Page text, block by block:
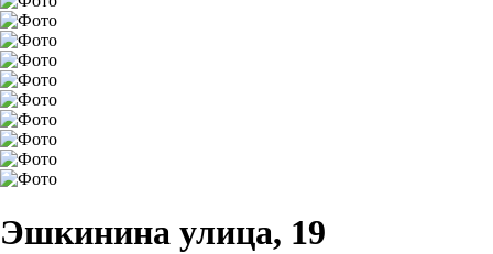
Эшкинина улица, 19